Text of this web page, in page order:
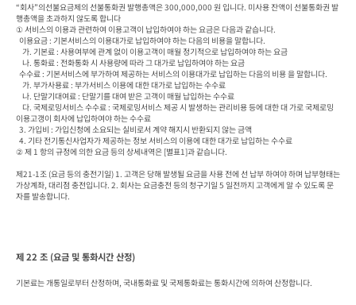
“회사”의선불요금제의 선불통화권 발행총액은 300,000,000 원 입니다. 미사용 잔액이 선불통화권 발
행총액을 초과하지 않도록 합니다
① 서비스의 이용과 관련하여 이용고객이 납입하여야 하는 요금은 다음과 같습니다.
이용고갱이 회사에 납입하여야 하는 수수료
② 제 1 항의 규정에 의한 요금 등의 상세내역은 [별표1]과 같습니다.
제21-1조 (요금 등의 충전기일) 1. 고객은 당해 발생될 요금을 사용 전에 선 납부 하여야 하며 납부형태는
가상계좌, 대리점 충전입니다. 2. 회사는 요금충전 등의 청구기일 5 일전까지 고객에게 알 수 있도록 문
자를 발송합니다.
제 22 조 (요금 및 통화시간 산정)
기본료는 개통일로부터 산정하며, 국내통화료 및 국제통화료는 통화시간에 의하여 산정합니다.